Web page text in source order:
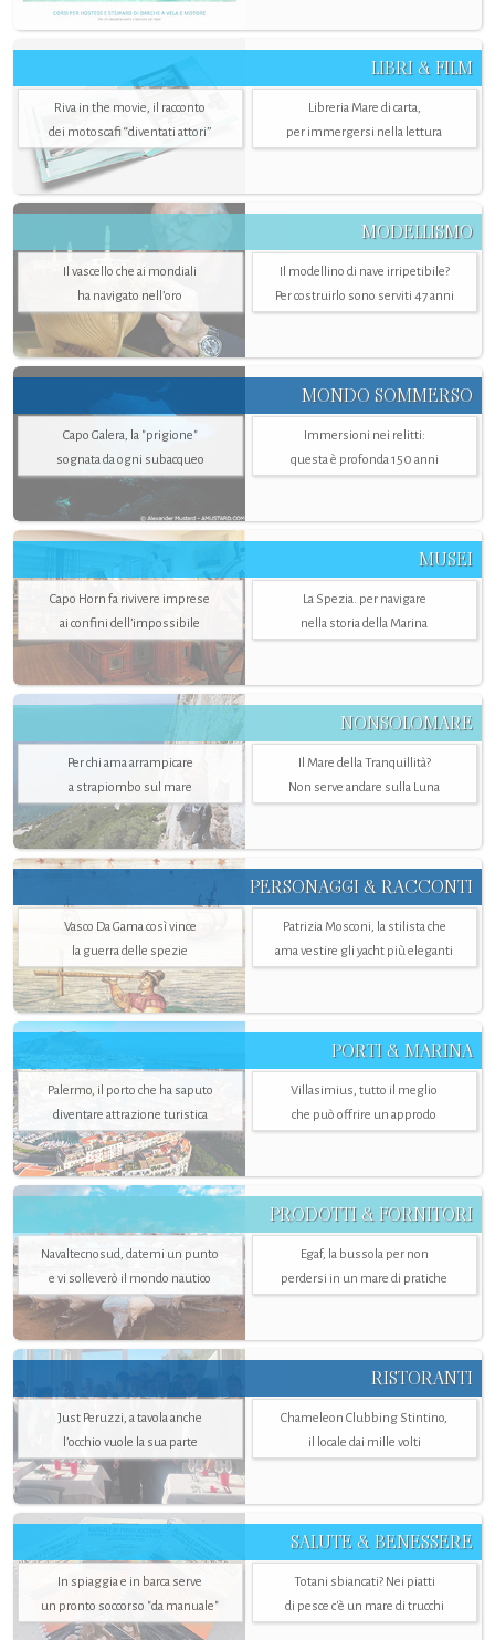
LIBRI & FILM
Riva in the movie, il racconto
dei motoscafi “diventati attori”
Libreria Mare di carta,
per immergersi nella lettura
MODELLISMO
Il vascello che ai mondiali
ha navigato nell’oro
Il modellino di nave irripetibile?
Per costruirlo sono serviti 47 anni
MONDO SOMMERSO
Capo Galera, la "prigione"
sognata da ogni subacqueo
Immersioni nei relitti:
questa è profonda 150 anni
MUSEI
Capo Horn fa rivivere imprese
ai confini dell’impossibile
La Spezia. per navigare
nella storia della Marina
NONSOLOMARE
Per chi ama arrampicare
a strapiombo sul mare
Il Mare della Tranquillità?
Non serve andare sulla Luna
PERSONAGGI & RACCONTI
Vasco Da Gama così vince
la guerra delle spezie
Patrizia Mosconi, la stilista che
ama vestire gli yacht più eleganti
PORTI & MARINA
Palermo, il porto che ha saputo
diventare attrazione turistica
Villasimius, tutto il meglio
che può offrire un approdo
PRODOTTI & FORNITORI
Navaltecnosud, datemi un punto
e vi solleverò il mondo nautico
Egaf, la bussola per non
perdersi in un mare di pratiche
RISTORANTI
Just Peruzzi, a tavola anche
l’occhio vuole la sua parte
Chameleon Clubbing Stintino,
il locale dai mille volti
SALUTE & BENESSERE
In spiaggia e in barca serve
un pronto soccorso "da manuale"
Totani sbiancati? Nei piatti
di pesce c'è un mare di trucchi